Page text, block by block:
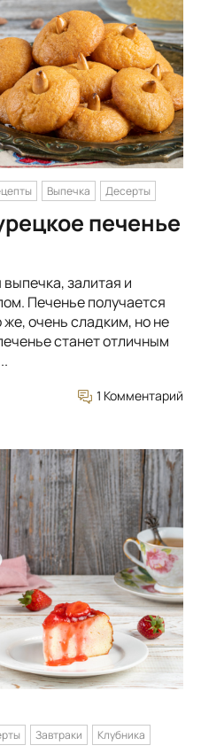
Выпечка Десерты
печенье
залитая и
Печенье получается
очень сладким, но не
станет отличным
1 Комментарий
Завтраки Клубника